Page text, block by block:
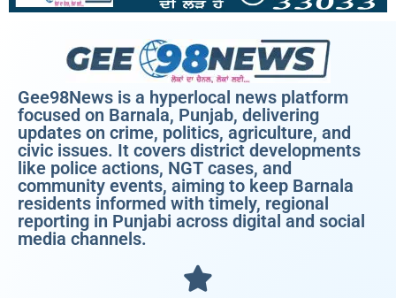
Gee98News is a hyperlocal news platform
focused on Barnala, Punjab, delivering
updates on crime, politics, agriculture, and
civic issues. It covers district developments
like police actions, NGT cases, and
community events, aiming to keep Barnala
residents informed with timely, regional
reporting in Punjabi across digital and social
media channels.